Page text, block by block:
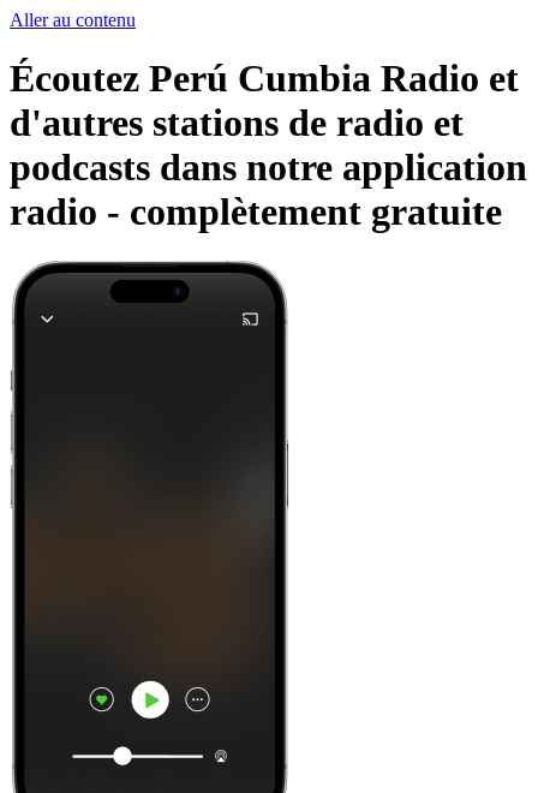
Aller au contenu
Écoutez Perú Cumbia Radio et
d'autres stations de radio et
podcasts dans notre application
radio - complètement gratuite